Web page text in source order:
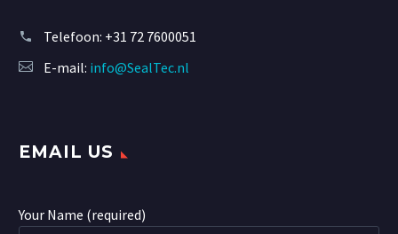
Telefoon: +31 72 7600051
E-mail: info@SealTec.nl
EMAIL US
Your Name (required)